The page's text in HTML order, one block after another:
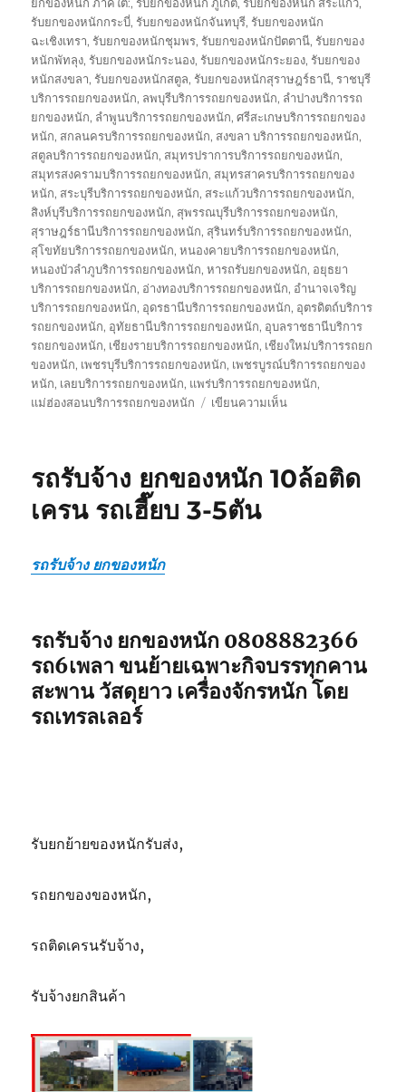
รับยกของหนักกระบี่,รับยกของหนักจันทบุรี,รับยกของหนัก
ฉะเชิงเทรา,รับยกของหนักชุมพร,รับยกของหนักปัตตานี,รับยกของ
หนักพัทลุง,รับยกของหนักระนอง,รับยกของหนักระยอง,รับยกของ
หนักสงขลา,รับยกของหนักสตูล,รับยกของหนักสุราษฎร์ธานี,ราชบุรี
บริการรถยกของหนัก, ลพบุรีบริการรถยกของหนัก, ลำปางบริการรถ
ยกของหนัก, ลำพูนบริการรถยกของหนัก,ศรีสะเกษบริการรถยกของ
หนัก, สกลนครบริการรถยกของหนัก, สงขลา บริการรถยกของหนัก,
สตูลบริการรถยกของหนัก, สมุทรปราการบริการรถยกของหนัก,
สมุทรสงครามบริการรถยกของหนัก, สมุทรสาครบริการรถยกของ
หนัก, สระบุรีบริการรถยกของหนัก, สระแก้วบริการรถยกของหนัก,
สิงห์บุรีบริการรถยกของหนัก, สุพรรณบุรีบริการรถยกของหนัก,
สุราษฎร์ธานีบริการรถยกของหนัก, สุรินทร์บริการรถยกของหนัก,
สุโขทัยบริการรถยกของหนัก,หนองคายบริการรถยกของหนัก,
หนองบัวลำภูบริการรถยกของหนัก,หารถรับยกของหนัก, อยุธยา
บริการรถยกของหนัก, อ่างทองบริการรถยกของหนัก, อำนาจเจริญ
บริการรถยกของหนัก, อุดรธานีบริการรถยกของหนัก, อุตรดิตถ์บริการ
รถยกของหนัก, อุทัยธานีบริการรถยกของหนัก, อุบลราชธานีบริการ
รถยกของหนัก, เชียงรายบริการรถยกของหนัก, เชียงใหม่บริการรถยก
ของหนัก, เพชรบุรีบริการรถยกของหนัก, เพชรบูรณ์บริการรถยกของ
หนัก, เลยบริการรถยกของหนัก, แพร่บริการรถยกของหนัก,
แม่ฮ่องสอนบริการรถยกของหนัก
เขียนความเห็นบน
ของ
3-
5ตัน
รถรับจ้าง ยกของหนัก 10ล้อติด
เครน รถเฮี๊ยบ 3-5ตัน
รถรับจ้าง ยกของหนัก
รถรับจ้าง ยกของหนัก 0808882366
รถ6เพลา ขนย้ายเฉพาะกิจบรรทุกคาน
สะพาน วัสดุยาว เครื่องจักรหนัก โดย
รถเทรลเลอร์
รับยกย้ายของหนักรับส่ง,
รถยกของของหนัก,
รถติดเครนรับจ้าง,
รับจ้างยกสินค้า